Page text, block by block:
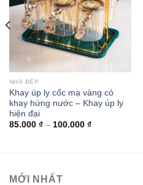
NHÀ BẾP
Khay úp ly cốc mạ vàng có
khay hứng nước – Khay úp ly
hiện đại
85.000 ₫– 100.000 ₫
MỚI NHẤT